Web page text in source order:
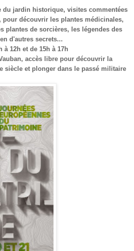
du jardin historique, visites commentées
découvrir les plantes médicinales,
plantes de sorcières, les légendes des
d'autres secrets...
à 12h et de 15h à 17h
accès libre pour découvrir la
siècle et plonger dans le passé militaire